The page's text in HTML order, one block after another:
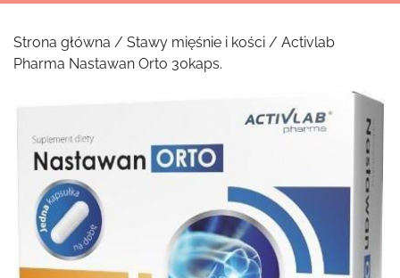
Strona główna / Stawy mięśnie i kości / Activlab
Pharma Nastawan Orto 30kaps.